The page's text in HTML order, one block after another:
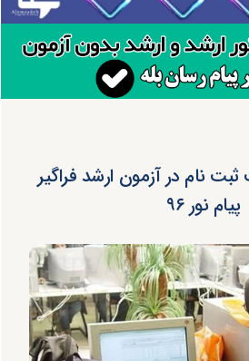
نام در آزمون ارشد فراگیر
پیام نور ۹۶